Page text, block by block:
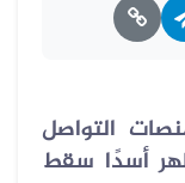
التواصل
أسدًا سقط